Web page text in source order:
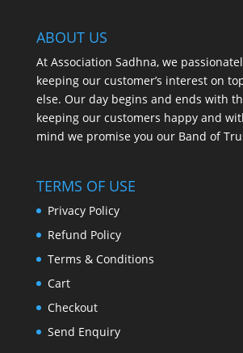
ABOUT US
At Association Sadhna, we
keeping our customer’s interest on
else. Our day begins and ends with
keeping our customers happy and
mind we promise you our Band of
TERMS OF USE
Privacy Policy
Refund Policy
Terms & Conditions
Cart
Checkout
Send Enquiry